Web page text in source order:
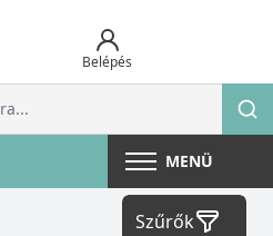
Belépés
MENÜ
Szűrők